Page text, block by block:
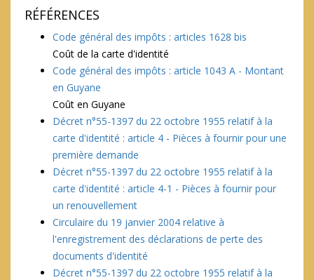
RÉFÉRENCES
Code général des impôts : articles 1628 bis
Coût de la carte d'identité
Code général des impôts : article 1043 A - Montant
en Guyane
Coût en Guyane
Décret n°55-1397 du 22 octobre 1955 relatif à la
carte d'identité : article 4 - Pièces à fournir pour une
première demande
Décret n°55-1397 du 22 octobre 1955 relatif à la
carte d'identité : article 4-1 - Pièces à fournir pour
un renouvellement
Circulaire du 19 janvier 2004 relative à
l'enregistrement des déclarations de perte des
documents d'identité
Décret n°55-1397 du 22 octobre 1955 relatif à la